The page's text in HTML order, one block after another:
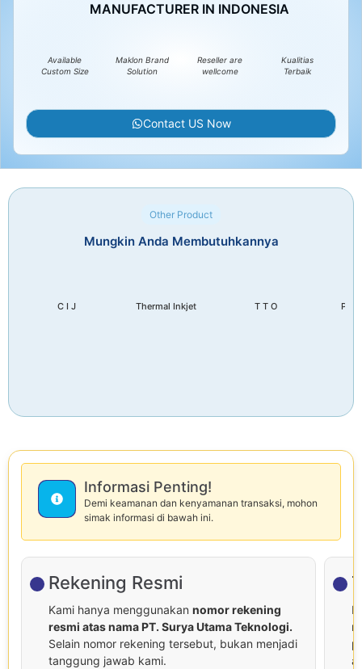
MANUFACTURER IN INDONESIA
Available
Custom Size
Maklon Brand
Solution
Reseller are
wellcome
Kualitias
Terbaik
Contact US Now
Other Product
Mungkin Anda Membutuhkannya
C I J Thermal Inkjet T T O
Informasi Penting!
Demi keamanan dan kenyamanan transaksi, mohon
simak informasi di bawah ini.
Rekening Resmi
Kami hanya menggunakan nomor rekening
resmi atas nama PT. Surya Utama Teknologi.
Selain nomor rekening tersebut, bukan menjadi
tanggung jawab kami.